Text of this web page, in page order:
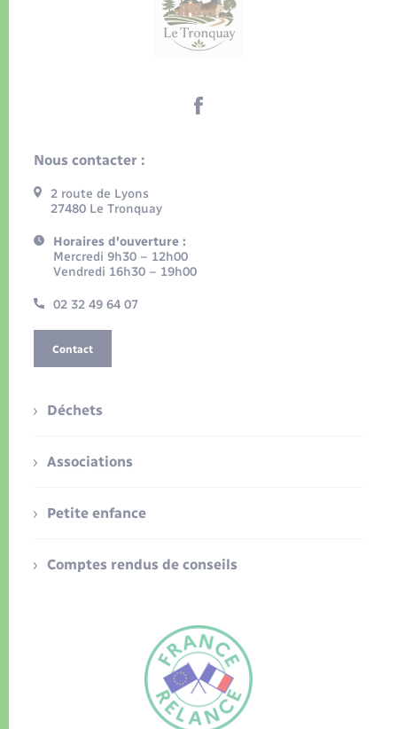
Nous contacter :
2 route de Lyons
27480 Le Tronquay
Horaires d'ouverture :
Mercredi 9h30 – 12h00
Vendredi 16h30 – 19h00
02 32 49 64 07
Contact
Déchets
Associations
Petite enfance
Comptes rendus de conseils